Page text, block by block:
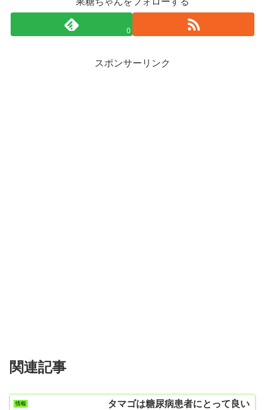
0
スポンサーリンク
関連記事
情報
タマゴは糖尿病患者にとって良い